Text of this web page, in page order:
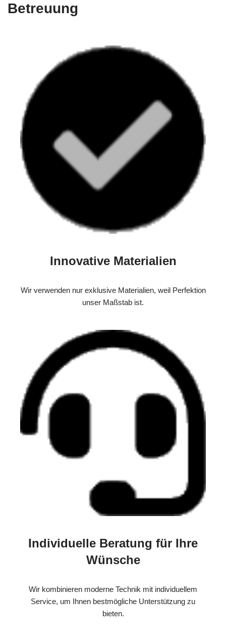
Betreuung
Innovative Materialien
Wir verwenden nur exklusive Materialien, weil Perfektion
unser Maßstab ist.
Individuelle Beratung für Ihre
Wünsche
Wir kombinieren moderne Technik mit individuellem
Service, um Ihnen bestmögliche Unterstützung zu
bieten.